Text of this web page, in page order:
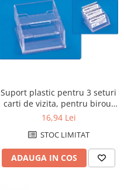
Suport plastic pentru 3 seturi
carti de vizita, pentru birou,
KEJEA - transparent
16,94 Lei
STOC LIMITAT
ADAUGA IN COS